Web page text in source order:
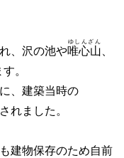
、沢の池や唯心山
ゆしんざん
。
、建築当時の
れました。
建物保存のため自前